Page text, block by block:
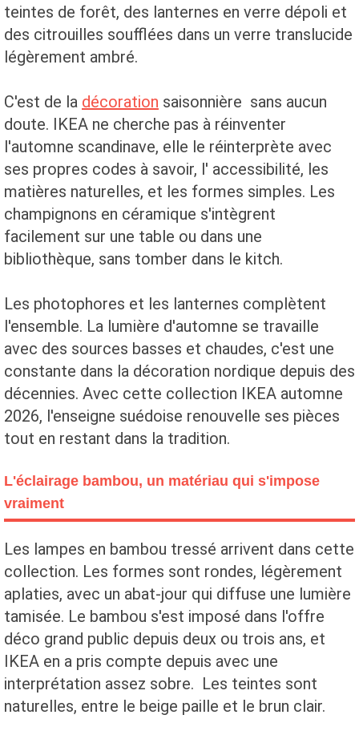
teintes de forêt, des lanternes en verre dépoli et
des citrouilles soufflées dans un verre translucide
légèrement ambré.
C'est de la décoration saisonnière sans aucun
doute. IKEA ne cherche pas à réinventer
l'automne scandinave, elle le réinterprète avec
ses propres codes à savoir, l' accessibilité, les
matières naturelles, et les formes simples. Les
champignons en céramique s'intègrent
facilement sur une table ou dans une
bibliothèque, sans tomber dans le kitch.
Les photophores et les lanternes complètent
l'ensemble. La lumière d'automne se travaille
avec des sources basses et chaudes, c'est une
constante dans la décoration nordique depuis des
décennies. Avec cette collection IKEA automne
2026, l'enseigne suédoise renouvelle ses pièces
tout en restant dans la tradition.
L'éclairage bambou, un matériau qui s'impose
vraiment
Les lampes en bambou tressé arrivent dans cette
collection. Les formes sont rondes, légèrement
aplaties, avec un abat-jour qui diffuse une lumière
tamisée. Le bambou s'est imposé dans l'offre
déco grand public depuis deux ou trois ans, et
IKEA en a pris compte depuis avec une
interprétation assez sobre. Les teintes sont
naturelles, entre le beige paille et le brun clair.